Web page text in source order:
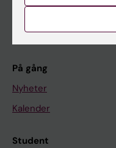
Forskning
Om KI
På gång
Nyheter
Kalender
Student